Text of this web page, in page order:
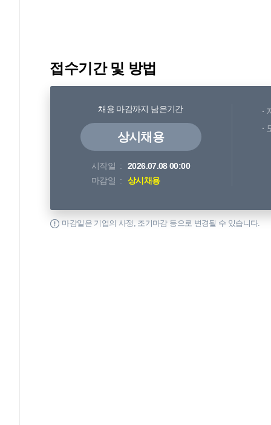
접수기간 및 방법
채용 마감까지 남은기간
상시채용
시작일
2026.07.08 00:00
마감일
상시채용
마감일은 기업의 사정, 조기마감 등으로 변경될 수 있습니다.